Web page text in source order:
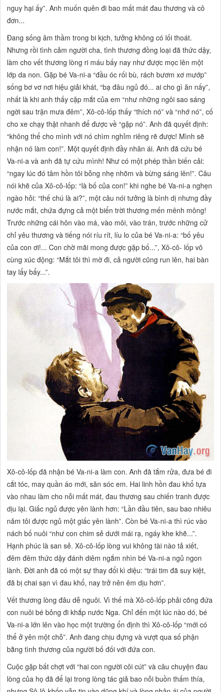
nguy hại ấy”. Anh muốn quên đi bao mất mát đau thương và cô
đơn...
Đang sống âm thầm trong bi kịch, tưởng không có lối thoát.
Nhưng rồi tình cảm người cha, tình thương đồng loại đã thức dậy,
làm cho vết thương lòng ri máu bấy nay như được mọc lên một
lớp da non. Gặp bé Va-ni-a“đầu óc rối bù, rách bươm xơ mướp”
sống bơ vơ nơi hiệu giải khát,“bạ đâu ngủ đó... ai cho gì ăn nấy”,
nhất là khi anh thấy cặp mắt của em“như những ngôi sao sáng
ngời sau trận mưa đêm”, Xô-cô-lốp thấy“thích nó” và“nhớ nó”, cố
cho xe chạy thật nhanh để được về“gặp nó”. Anh đã quyết định:
“không thể cho mình với nó chìm nghỉm riêng rẽ được! Mình sẽ
nhận nó làm con!”. Một quyết định đầy nhân ái. Anh đã cứu bé
Va-ni-a và anh đã tự cứu mình! Như có một phép thần biến cải:
“ngay lúc đó tâm hồn tôi bỗng nhẹ nhõm và bừng sáng lên!”. Câu
nói khẽ của Xô-cô-lốp:“là bố của con!” khi nghe bé Va-ni-a nghẹn
ngào hỏi:“thế chú là ai?”, một câu nói tưởng là bình dị nhưng đầy
nước mắt, chứa đựng cả một biển trời thương mến mênh mông!
Trước những cái hôn vào má, vào môi, vào trán, trước những cử
chỉ yêu thương và tiếng nói ríu rít, líu lo của bé Va-ni-a:“bố yêu
của con ơi!... Con chờ mãi mong được gặp bố...”, Xô-cô- lốp vô
cùng xúc động:“Mắt tôi thì mờ đi, cả người cũng run lên, hai bàn
tay lẩy bẩy...”.
Xô-cô-lốp đã nhận bé Va-ni-a làm con. Anh đã tắm rửa, đưa bé đi
cắt tóc, may quần áo mới, săn sóc em. Hai linh hồn đau khổ tựa
vào nhau làm cho nỗi mất mát, đau thương sau chiến tranh được
dịu lại. Giấc ngủ được yên lành hơn:“Lần đầu tiên, sau bao nhiêu
năm tôi được ngủ một giấc yên lành”. Còn bé Va-ni-a thì rúc vào
nách bố nuôi“như con chim sẻ dưới mái rạ, ngáy khe khẽ...”.
Hạnh phúc là san sẻ. Xô-cô-lốp lòng vui không tài nào tả xiết,
đêm đêm thức dậy đánh diêm ngắm nhìn bé Va-ni-a ngủ ngon
lành. Đời anh đã có một sự thay đổi kì diệu:“trái tim đã suy kiệt,
đã bị chai sạn vì đau khổ, nay trở nên êm dịu hơn”.
Vết thương lòng đâu dễ nguôi. Vì thế mà Xô-cô-lốp phải cõng đứa
con nuôi bé bỏng đi khắp nước Nga. Chỉ đến một lúc nào dó, bé
Va-ni-a lớn lên vào học một trường ổn định thì Xô-cô-lốp“mới có
thể ở yên một chỗ”. Anh đang chịu đựng và vượt qua số phận
bằng tình thương của người bố đối với đứa con.
Cuộc gặp bất chợt với“hai con người côi cút” và câu chuyện đau
lòng của họ đã để lại trong lòng tác giả bao nỗi buồn thấm thía,